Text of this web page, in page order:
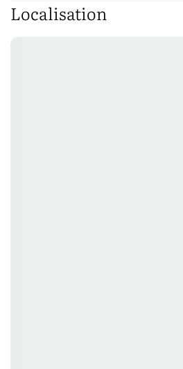
Localisation